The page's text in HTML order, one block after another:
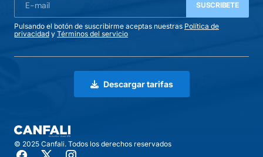
SUSCRIBETE
Pulsando el botón de suscribirme aceptas nuestras Política de
privacidad y Términos del servicio
Descargar tarifas
© 2025 Canfali. Todos los derechos reservados